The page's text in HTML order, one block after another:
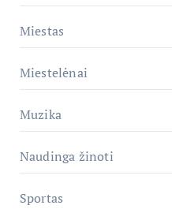
Miestas
Miestelėnai
Muzika
Naudinga žinoti
Sportas